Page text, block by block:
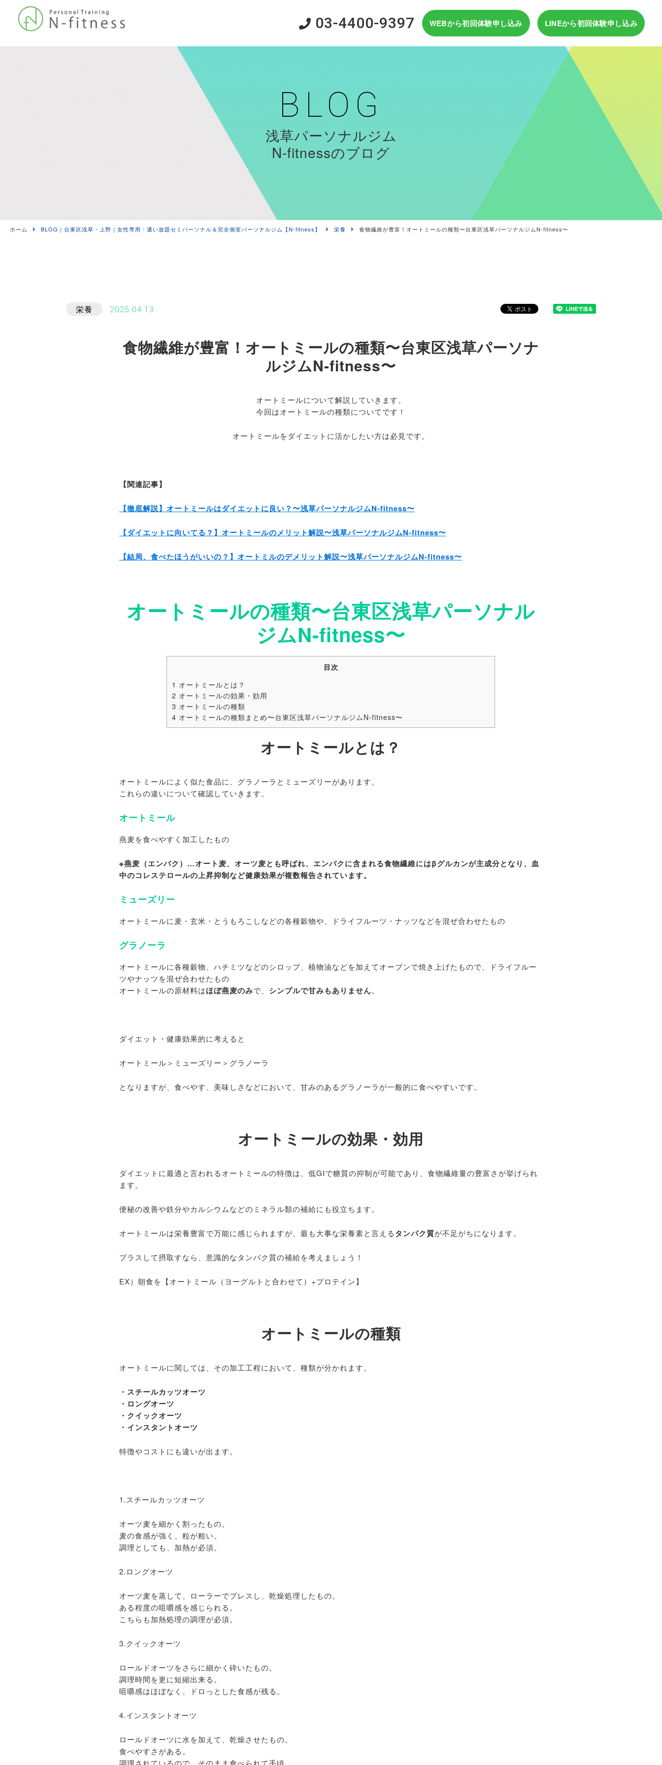
03-4400-9397 WEBから初回体験申し込み LINEから初回体験申し込み
BLOG
浅草パーソナルジム
N-fitnessのブログ
ホーム BLOG｜台東区浅草・上野｜女性専用・通い放題セミパーソナル＆完全個室パーソナルジム【N-fitness】 栄養 食物繊維が豊富！オートミールの種類〜台東区浅草パーソナルジムN-fitness〜
栄養 2025.04.13
食物繊維が豊富！オートミールの種類〜台東区浅草パーソナ
ルジムN-fitness〜
オートミールについて解説していきます。
今回はオートミールの種類についてです！
オートミールをダイエットに活かしたい方は必見です。
【関連記事】
【徹底解説】オートミールはダイエットに良い？〜浅草パーソナルジムN-fitness〜
【ダイエットに向いてる？】オートミールのメリット解説〜浅草パーソナルジムN-fitness〜
【結局、食べたほうがいいの？】オートミルのデメリット解説〜浅草パーソナルジムN-fitness〜
オートミールの種類〜台東区浅草パーソナル
ジムN-fitness〜
目次
1 オートミールとは？
2 オートミールの効果・効用
3 オートミールの種類
4 オートミールの種類まとめ〜台東区浅草パーソナルジムN-fitness〜
オートミールとは？
オートミールによく似た食品に、グラノーラとミューズリーがあります。
これらの違いについて確認していきます。
オートミール
燕麦を食べやすく加工したもの
※燕麦（エンバク）…オート麦、オーツ麦とも呼ばれ、エンバクに含まれる食物繊維にはβグルカンが主成分となり、血
中のコレステロールの上昇抑制など健康効果が複数報告されています。
ミューズリー
オートミールに麦・玄米・とうもろこしなどの各種穀物や、ドライフルーツ・ナッツなどを混ぜ合わせたもの
グラノーラ
オートミールに各種穀物、ハチミツなどのシロップ、植物油などを加えてオーブンで焼き上げたもので、ドライフルー
ツやナッツを混ぜ合わせたもの
オートミールの原材料はほぼ燕麦のみで、 シンプルで甘みもありません。
ダイエット・健康効果的に考えると
オートミール＞ミューズリー＞グラノーラ
となりますが、食べやす、美味しさなどにおいて、甘みのあるグラノーラが一般的に食べやすいです。
オートミールの効果・効用
ダイエットに最適と言われるオートミールの特徴は、低GIで糖質の抑制が可能であり、食物繊維量の豊富さが挙げられ
ます。
便秘の改善や鉄分やカルシウムなどのミネラル類の補給にも役立ちます。
オートミールは栄養豊富で万能に感じられますが、最も大事な栄養素と言えるタンパク質が不足がちになります。
プラスして摂取すなら、意識的なタンパク質の補給を考えましょう！
EX）朝食を【オートミール（ヨーグルトと合わせて）+プロテイン】
オートミールの種類
オートミールに関しては、その加工工程において、種類が分かれます。
・スチールカッツオーツ
・ロングオーツ
・クイックオーツ
・インスタントオーツ
特徴やコストにも違いが出ます。
1.スチールカッツオーツ
オーツ麦を細かく割ったもの。
麦の食感が強く、粒が粗い。
調理としても、加熱が必須。
2.ロングオーツ
オーツ麦を蒸して、ローラーでプレスし、乾燥処理したもの。
ある程度の咀嚼感を感じられる。
こちらも加熱処理の調理が必須。
3.クイックオーツ
ロールドオーツをさらに細かく砕いたもの。
調理時間を更に短縮出来る。
咀嚼感はほぼなく、ドロっとした食感が残る。
4.インスタントオーツ
ロールドオーツに水を加えて、乾燥させたもの。
食べやすさがある。
調理されているので、そのまま食べられて手頃。